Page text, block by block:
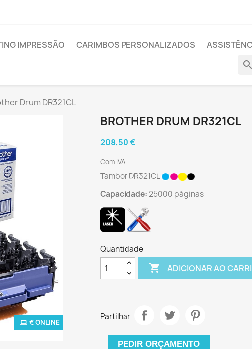
IMPRESSÃO CARIMBOS PERSONALIZADOS
search
Drum DR321CL
€ ONLINE
BROTHER DRUM DR321CL
208,50 €
Com IVA
Tambor DR321CL
Capacidade:25000 páginas
Quantidade
 ADICIONAR AO
Partilhar
PEDIR ORÇAMENTO